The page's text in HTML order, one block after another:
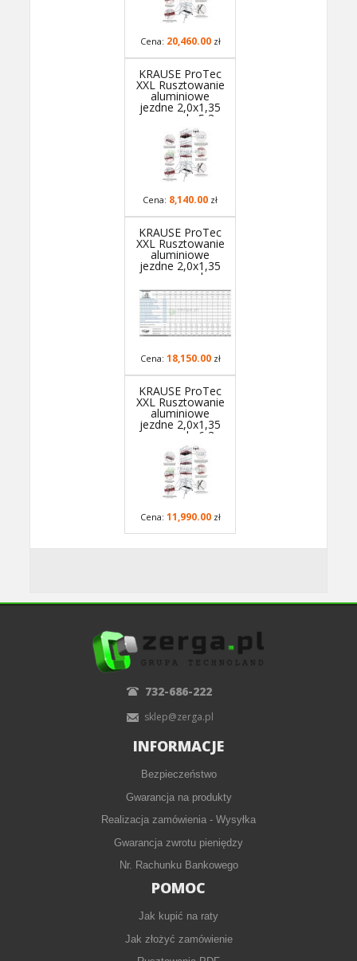
EN 1004-1
Cena: 20,460.00zł
KRAUSE ProTec
XXL Rusztowanie
aluminiowe
jezdne 2,0x1,35
m, wys.rob. 5,3m
- 945129P -
GUARDMATIC
Nowa norma PN
EN 1004-1
Cena: 8,140.00 zł
KRAUSE ProTec
XXL Rusztowanie
aluminiowe
jezdne 2,0x1,35
m, wys.rob.
10,3m - 945174P
- GUARDMATIC
Nowa norma PN
EN 1004-1
Cena: 18,150.00zł
KRAUSE ProTec
XXL Rusztowanie
aluminiowe
jezdne 2,0x1,35
m, wys.rob. 6,3m
- 945136P -
GUARDMATIC
Nowa norma PN
EN 1004-1
Cena: 11,990.00zł
732-686-222
sklep@zerga.pl
INFORMACJE
Bezpieczeństwo
Gwarancja na produkty
Realizacja zamówienia - Wysyłka
Gwarancja zwrotu pieniędzy
Nr. Rachunku Bankowego
POMOC
Jak kupić na raty
Jak złożyć zamówienie